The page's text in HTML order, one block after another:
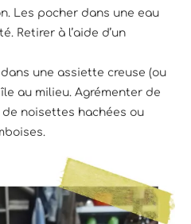
Les pocher dans une eau
Retirer à l’aide d’un
une assiette creuse (ou
au milieu. Agrémenter de
noisettes hachées ou